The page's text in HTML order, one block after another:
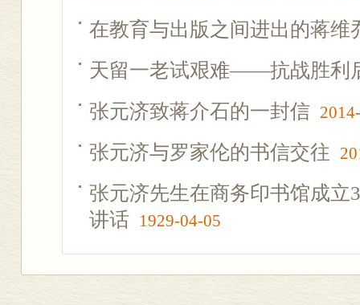
在教育与出版之间进出的蒋维
天留一老试艰难——抗战胜利
张元济致蒋介石的一封信
张元济与罗家伦的书信交往
张元济先生在商务印书馆成立
讲话
1929-04-05